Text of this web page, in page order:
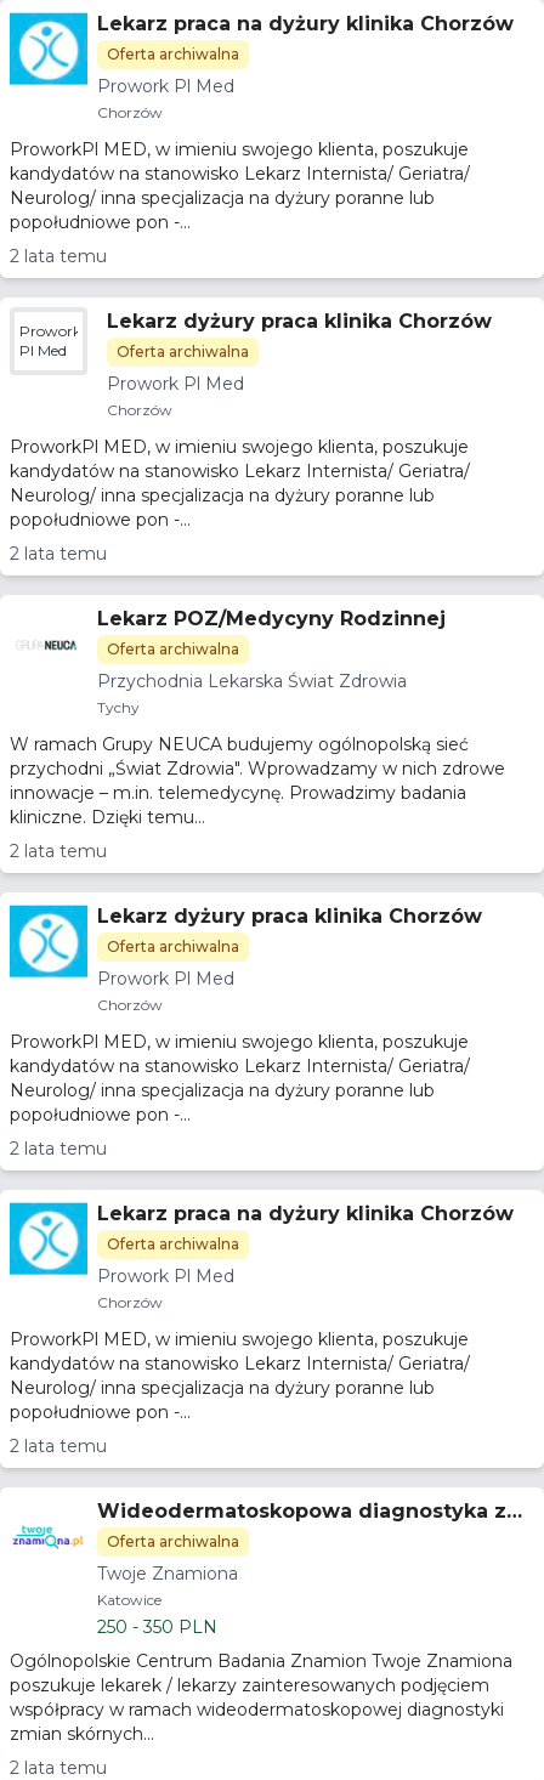
Lekarz praca na dyżury klinika Chorzów
Oferta archiwalna
Prowork Pl Med
Chorzów
ProworkPl MED, w imieniu swojego klienta, poszukuje
kandydatów na stanowisko Lekarz Internista/ Geriatra/
Neurolog/ inna specjalizacja na dyżury poranne lub
popołudniowe pon -...
2 lata temu
Prowork
Pl Med
Lekarz dyżury praca klinika Chorzów
Oferta archiwalna
Prowork Pl Med
Chorzów
ProworkPl MED, w imieniu swojego klienta, poszukuje
kandydatów na stanowisko Lekarz Internista/ Geriatra/
Neurolog/ inna specjalizacja na dyżury poranne lub
popołudniowe pon -...
2 lata temu
Lekarz POZ/Medycyny Rodzinnej
Oferta archiwalna
Przychodnia Lekarska Świat Zdrowia
Tychy
W ramach Grupy NEUCA budujemy ogólnopolską sieć
przychodni „Świat Zdrowia". Wprowadzamy w nich zdrowe
innowacje – m.in. telemedycynę. Prowadzimy badania
kliniczne. Dzięki temu...
2 lata temu
Lekarz dyżury praca klinika Chorzów
Oferta archiwalna
Prowork Pl Med
Chorzów
ProworkPl MED, w imieniu swojego klienta, poszukuje
kandydatów na stanowisko Lekarz Internista/ Geriatra/
Neurolog/ inna specjalizacja na dyżury poranne lub
popołudniowe pon -...
2 lata temu
Lekarz praca na dyżury klinika Chorzów
Oferta archiwalna
Prowork Pl Med
Chorzów
ProworkPl MED, w imieniu swojego klienta, poszukuje
kandydatów na stanowisko Lekarz Internista/ Geriatra/
Neurolog/ inna specjalizacja na dyżury poranne lub
popołudniowe pon -...
2 lata temu
Wideodermatoskopowa diagnostyka zmi
an skórnych
Oferta archiwalna
Twoje Znamiona
Katowice
250 - 350 PLN
Ogólnopolskie Centrum Badania Znamion Twoje Znamiona
poszukuje lekarek / lekarzy zainteresowanych podjęciem
współpracy w ramach wideodermatoskopowej diagnostyki
zmian skórnych...
2 lata temu